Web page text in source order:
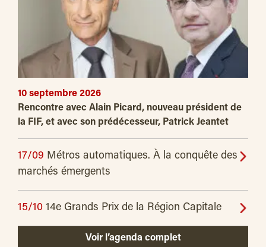
10 septembre 2026
Rencontre avec Alain Picard, nouveau président de
la FIF, et avec son prédécesseur, Patrick Jeantet
17/09 Métros automatiques. À la conquête des
marchés émergents
15/10 14e Grands Prix de la Région Capitale
Voir l’agenda complet